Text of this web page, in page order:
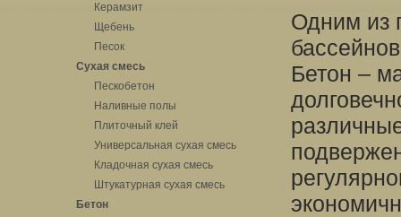
Керамзит
Щебень
Песок
Сухая смесь
Пескобетон
Наливные полы
Плиточный клей
Универсальная сухая смесь
Кладочная сухая смесь
Штукатурная сухая смесь
Бетон
Одним из
Бетон –